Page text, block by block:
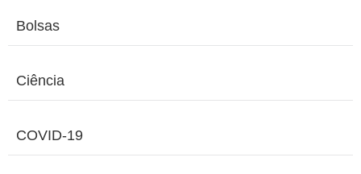
Bolsas
Ciência
COVID-19